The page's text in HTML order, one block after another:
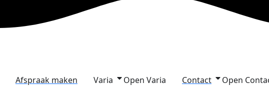
Afspraak maken Varia Open Varia Contact Open